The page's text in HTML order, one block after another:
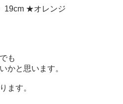
19cm ★オレンジ
も
かと思います。
ます。